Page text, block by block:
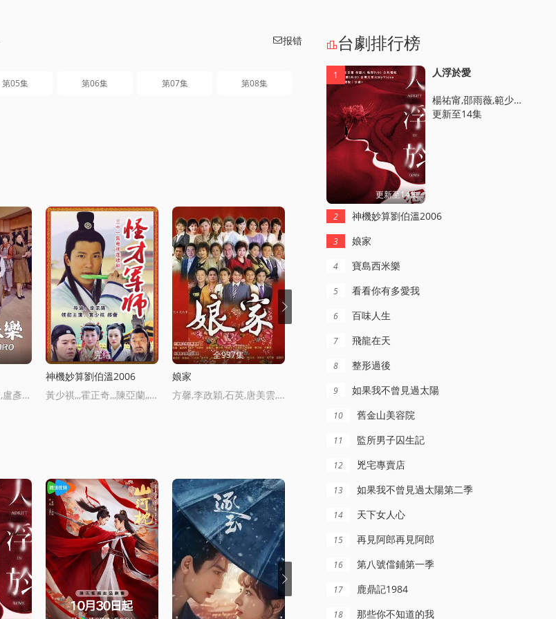
报错
第05集 第06集 第07集 第08集
尹昭德,何宜珊,黃瑄,盧彥澤,陳文山,王盈凱,黃婕菲,蔡祥,馬國賢,孫綻,陳婉婷,王丁築,璟宣,許瀞蔆,張雁名,顔邦智,曹景俊,陳玹宇,李緻,洪淇,劉漢強,張育綺,逸祥,亮曦,王芮希,李祐誠,盧尚恩,李銘叡,黃雋智,張景閎,遊安順,楊子儀
完结
神機妙算劉伯溫2006
黃少祺,,,霍正奇,,,陳亞蘭,,,簡沛恩,,,楊懷民
全937集
娘家
方馨,李政穎,石英,唐美雲,雷洪,劉秀雯,硃慧珍,蕭大陸,江淑娜,宋逸民
謝瓊煖,,,洪都拉斯,,,陳仙梅,,,藍葦華,,,囌晏霈,,,曾智希,,,曾子益,,,陳志強,,,郭忠祐,,,李之勤,,,潘奕如,,,範瑞君,,,王耿豪,,,吳鈴山,,,張倩,,,李運慶,,,羅子惟,,,宮美樂,,,王晴,,,於浩威,,,馬國畢,,,張世賢,,,徐千京,,,黃子玲,,,黃靖雅,,,李珮怡,,,吳政澔,,,黃尚禾,,,吳皓陞
台劇排行榜
更新至14集
1 人浮於愛
楊祐甯,邵雨薇,範少勛,宋蕓樺,簡嫚書
更新至14集
2 神機妙算劉伯溫2006
3 娘家
4 寶島西米樂
5 看看你有多愛我
6 百味人生
7 飛龍在天
8 整形過後
9 如果我不曾見過太陽
10 舊金山美容院
11 監所男子囚生記
12 兇宅專賣店
13 如果我不曾見過太陽第二季
14 天下女人心
15 再見阿郎再見阿郎
16 第八號儅鋪第一季
17 鹿鼎記1984
18 那些你不知道的我